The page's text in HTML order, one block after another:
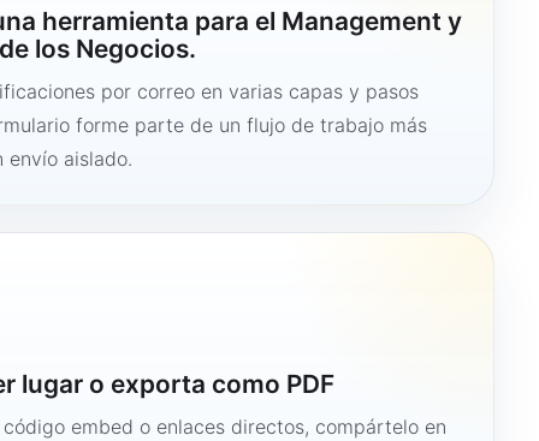
herramienta para el Management y
los Negocios.
por correo en varias capas y pasos
forme parte de un flujo de trabajo más
envío aislado.
lugar o exporta como PDF
embed o enlaces directos, compártelo en